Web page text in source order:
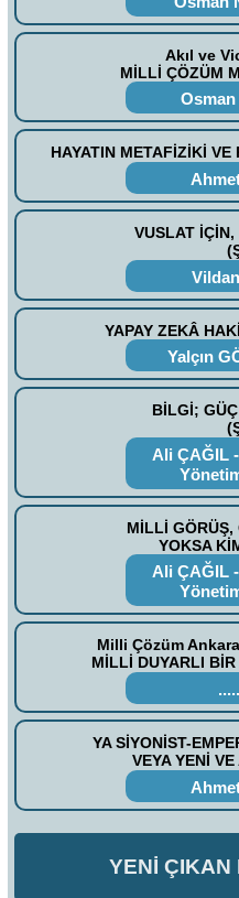
Akıl ve
MİLLİ ÇÖZÜM
Osman
HAYATIN METAFİZİKİ VE
VUSLAT
YAPAY ZEKÂ
Yalçın
BİLGİ;
Ali ÇAĞIL
MİLLİ
YOKSA
Ali ÇAĞIL
Milli Çözüm
MİLLİ DUYARLI BİR
YA SİYONİST-
VEYA YENİ
YENİ ÇIKAN